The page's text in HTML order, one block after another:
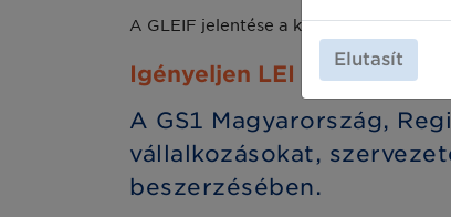
A GLEIF jelentése a kibocsátó
Igényeljen LEI azonosítót
A GS1 Magyarország,
vállalkozásokat,
beszerzésében.
Elutasít